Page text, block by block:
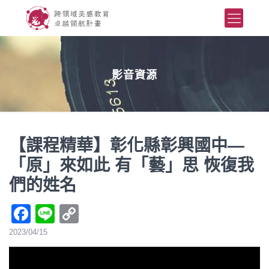
影音資源
【課程精華】彰化縣彰興國中—
「原」來如此 有「藝」思 恢復我
們的姓名
Facebook
Line
2023/04/15